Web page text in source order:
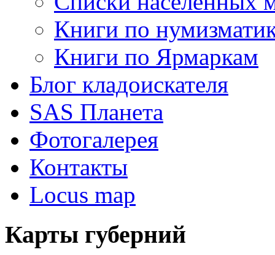
Книги по
Книги по Ярмаркам
Блог кладоискателя
SAS Планета
Фотогалерея
Контакты
Locus map
Карты губерний